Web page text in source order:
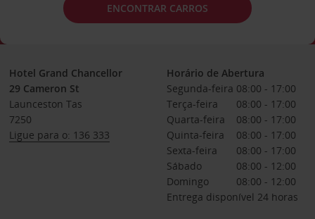
ENCONTRAR CARROS
Hotel Grand Chancellor
29 Cameron St
Launceston Tas
7250
Ligue para o: 136 333
Horário de Abertura
Segunda-feira 08:00 - 17:00
Terça-feira
08:00 - 17:00
Quarta-feira
08:00 - 17:00
Quinta-feira
08:00 - 17:00
Sexta-feira
08:00 - 17:00
Sábado
08:00 - 12:00
Domingo
08:00 - 12:00
Entrega disponível 24 horas